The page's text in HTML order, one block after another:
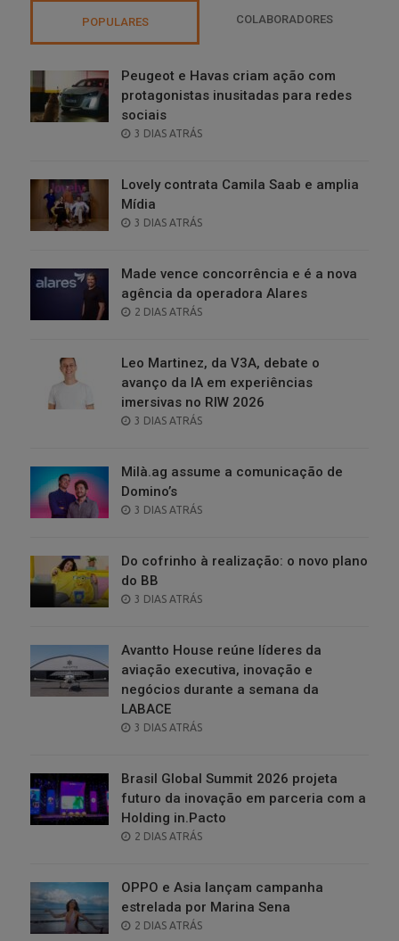
POPULARES COLABORADORES
Peugeot e Havas criam ação com
protagonistas inusitadas para redes
sociais
POSTED
3 DIAS ATRÁS
Lovely contrata Camila Saab e amplia
Mídia
POSTED
3 DIAS ATRÁS
Made vence concorrência e é a nova
agência da operadora Alares
POSTED
2 DIAS ATRÁS
Leo Martinez, da V3A, debate o
avanço da IA em experiências
imersivas no RIW 2026
POSTED
3 DIAS ATRÁS
Milà.ag assume a comunicação de
Domino’s
POSTED
3 DIAS ATRÁS
Do cofrinho à realização: o novo plano
do BB
POSTED
3 DIAS ATRÁS
Avantto House reúne líderes da
aviação executiva, inovação e
negócios durante a semana da
LABACE
POSTED
3 DIAS ATRÁS
Brasil Global Summit 2026 projeta
futuro da inovação em parceria com a
Holding in.Pacto
POSTED
2 DIAS ATRÁS
OPPO e Asia lançam campanha
estrelada por Marina Sena
POSTED
2 DIAS ATRÁS